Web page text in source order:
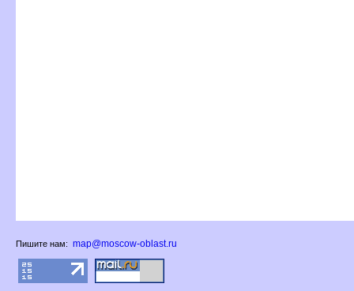
Пишите нам: map@moscow-oblast.ru